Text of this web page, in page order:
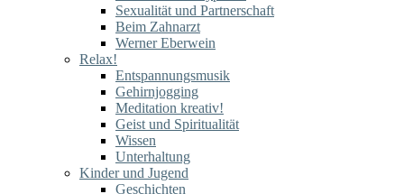
Sexualität und Partnerschaft
Beim Zahnarzt
Werner Eberwein
Relax!
Entspannungsmusik
Gehirnjogging
Meditation kreativ!
Geist und Spiritualität
Wissen
Unterhaltung
Kinder und Jugend
Geschichten